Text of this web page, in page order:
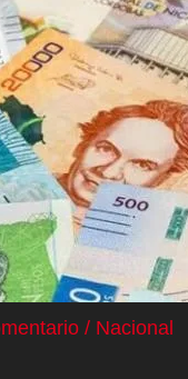
/ Nacional